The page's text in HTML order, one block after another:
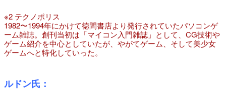
※2 テクノポリス
1982〜1994年にかけて徳間書店より発行されていたパソコンゲ
ーム雑誌。創刊当初は「マイコン入門雑誌」として、CG技術や
ゲーム紹介を中心としていたが、やがてゲーム、そして美少女
ゲームへと特化していった。
ルドン氏：